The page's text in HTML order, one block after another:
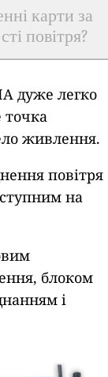
карти за
повітря?
дуже легко
живлення.
повітря
на
блоком
і